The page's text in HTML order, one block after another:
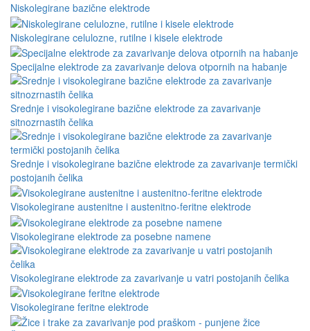
Niskolegirane bazične elektrode
Niskolegirane celulozne, rutilne i kisele elektrode
Specijalne elektrode za zavarivanje delova otpornih na habanje
Srednje i visokolegirane bazične elektrode za zavarivanje
sitnozrnastih čelika
Srednje i visokolegirane bazične elektrode za zavarivanje termički
postojanih čelika
Visokolegirane austenitne i austenitno-feritne elektrode
Visokolegirane elektrode za posebne namene
Visokolegirane elektrode za zavarivanje u vatri postojanih čelika
Visokolegirane feritne elektrode